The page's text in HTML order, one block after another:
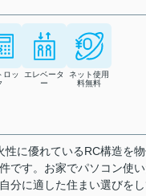
ロッ
エレベータ
ー
ネット使用
料無料
に優れているRC構造を
です。お家でパソコン使
分に適した住まい選びを